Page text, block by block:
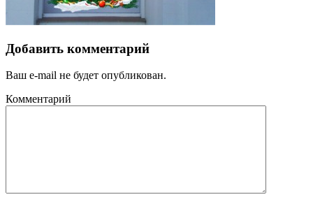
Добавить комментарий
Ваш e-mail не будет опубликован.
Комментарий